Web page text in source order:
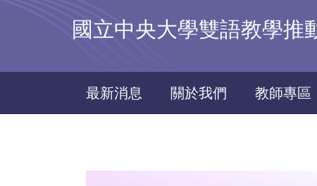
區
國立中央大學雙語教學推
最新消息 關於我們 教師專區